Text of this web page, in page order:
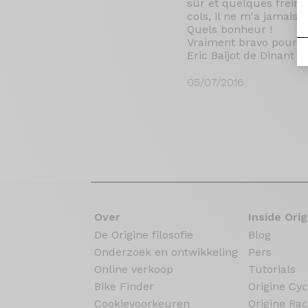
sûr et quelques
cols, il ne m'a jamais
Quels bonheur !
Vraiment bravo pour
Eric Baijot de Dinant
05/07/2016
Over
De Origine filosofie
Onderzoek en ontwikkeling
Online verkoop
Bike Finder
Cookievoorkeuren
Inside
Blog
Pers
Tutorials
Origine
Origine